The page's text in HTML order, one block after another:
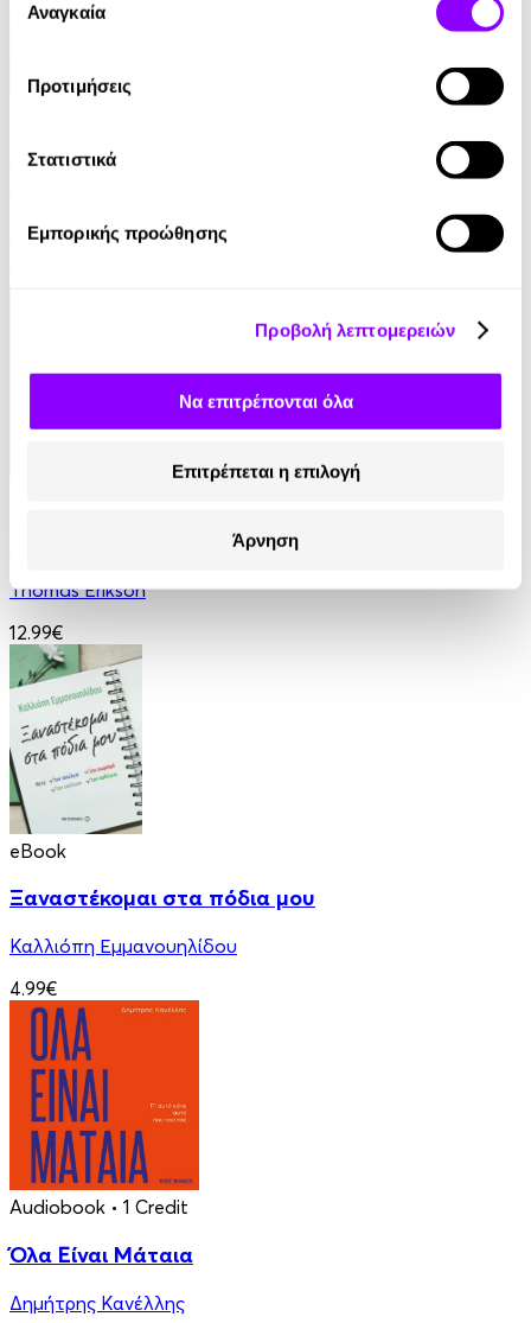
των υπηρεσιών τους.
συγκατάθεσης
Αναγκαία
Προτιμήσεις
Στατιστικά
Εμπορικής προώθησης
Προβολή λεπτομερειών
Να επιτρέπονται όλα
Επιτρέπεται η επιλογή
Άρνηση
Τα μυστικά του μοναχού που πούλησε τη Ferrari
Robin Sharma
Thomas Erikson
12.99€
eBook
Ξαναστέκομαι στα πόδια μου
Καλλιόπη Εμμανουηλίδου
4.99€
Audiobook • 1 Credit
Όλα Είναι Μάταια
Δημήτρης Κανέλλης